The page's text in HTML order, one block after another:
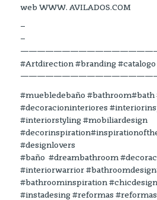
web WWW. AVILADOS.COM
–
–
#Artdirection #branding #catalogo
#muebledebaño #bathroom#bath
#decoracioninteriores
#interiorstyling #mobiliardesign
#designlovers
#baño #dreambathroom
#interiorwarrior
#bathroominspiration
#instadesing #reformas